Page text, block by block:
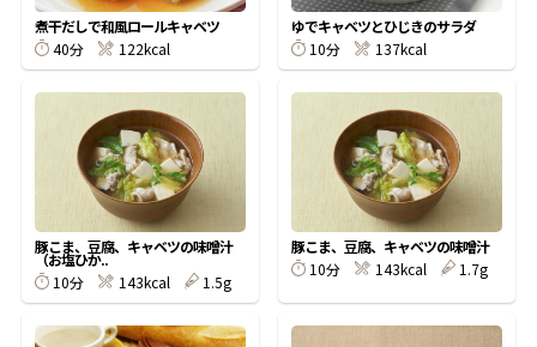
新鮮一番 『氷熟®』
煮干だしで和風ロールキャベツ
40分
122kcal
ゆでキャベツとひじきのサラダ
10分
137kcal
豚こま、豆腐、キャベツの味噌汁
（お塩ひか..
10分
143kcal 1.5g
豚こま、豆腐、キャベツの味噌汁
10分
143kcal 1.7g